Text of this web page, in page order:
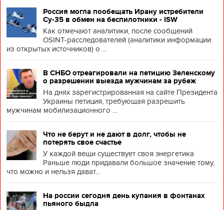
Россия могла пообещать Ирану истребители
Су-35 в обмен на беспилотники - ISW
Как отмечают аналитики, после сообщений
OSINT-расследователей (аналитики информации
из открытых источников) о ...
В СНБО отреагировали на петицию Зеленскому
о разрешении выезда мужчинам за рубеж
На днях зарегистрированная на сайте Президента
Украины петиция, требующая разрешить
мужчинам мобилизационного ...
Что не берут и не дают в долг, чтобы не
потерять свое счастье
У каждой вещи существует своя энергетика
Раньше люди придавали большое значение тому,
что можно и нельзя дават...
На россии сегодня день купания в фонтанах
пьяного быдла